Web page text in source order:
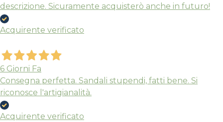
descrizione. Sicuramente acquisterò anche in futuro!
Acquirente verificato
6 Giorni Fa
Consegna perfetta. Sandali stupendi, fatti bene. Si
riconosce l'artigianalità.
Acquirente verificato